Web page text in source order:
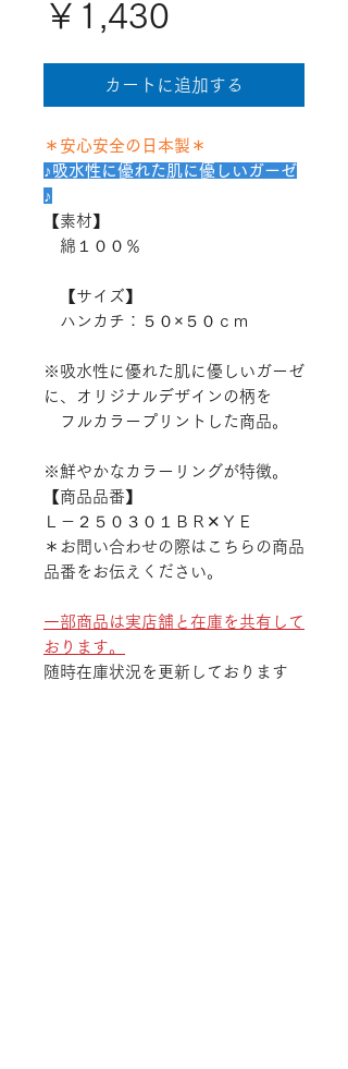
￥1,430
格
カートに追加する
＊安心安全の日本製＊
♪吸水性に優れた肌に優しいガーゼ
♪
【素材】
綿１００％
【サイズ】
ハンカチ：５０×５０ｃｍ
※吸水性に優れた肌に優しいガーゼ
に、オリジナルデザインの柄を
フルカラープリントした商品。
※鮮やかなカラーリングが特徴。
【商品品番】
Ｌ－２５０３０１ＢＲ✕ＹＥ
＊お問い合わせの際はこちらの商品
品番をお伝えください。
一部商品は実店舗と在庫を共有して
おります。
随時在庫状況を更新しております